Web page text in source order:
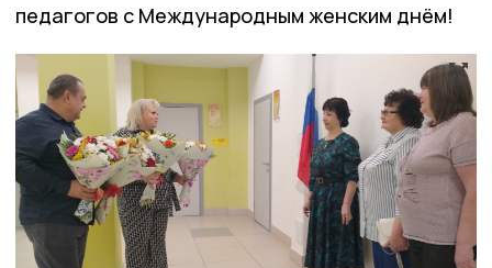
педагогов с Международным женским днём!